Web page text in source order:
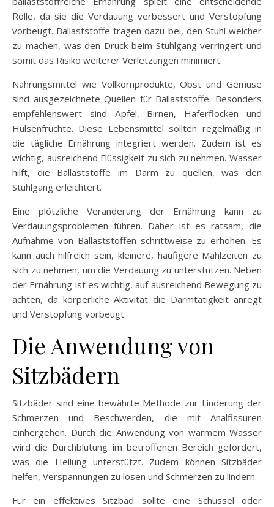
Rolle, da sie die Verdauung verbessert und Verstopfung
vorbeugt. Ballaststoffe tragen dazu bei, den Stuhl weicher
zu machen, was den Druck beim Stuhlgang verringert und
somit das Risiko weiterer Verletzungen minimiert.
Nahrungsmittel wie Vollkornprodukte, Obst und Gemüse
sind ausgezeichnete Quellen für Ballaststoffe. Besonders
empfehlenswert sind Äpfel, Birnen, Haferflocken und
Hülsenfrüchte. Diese Lebensmittel sollten regelmäßig in
die tägliche Ernährung integriert werden. Zudem ist es
wichtig, ausreichend Flüssigkeit zu sich zu nehmen. Wasser
hilft, die Ballaststoffe im Darm zu quellen, was den
Stuhlgang erleichtert.
Eine plötzliche Veränderung der Ernährung kann zu
Verdauungsproblemen führen. Daher ist es ratsam, die
Aufnahme von Ballaststoffen schrittweise zu erhöhen. Es
kann auch hilfreich sein, kleinere, häufigere Mahlzeiten zu
sich zu nehmen, um die Verdauung zu unterstützen. Neben
der Ernährung ist es wichtig, auf ausreichend Bewegung zu
achten, da körperliche Aktivität die Darmtätigkeit anregt
und Verstopfung vorbeugt.
Die Anwendung von
Sitzbädern
Sitzbäder sind eine bewährte Methode zur Linderung der
Schmerzen und Beschwerden, die mit Analfissuren
einhergehen. Durch die Anwendung von warmem Wasser
wird die Durchblutung im betroffenen Bereich gefördert,
was die Heilung unterstützt. Zudem können Sitzbäder
helfen, Verspannungen zu lösen und Schmerzen zu lindern.
Für ein effektives Sitzbad sollte eine Schüssel oder